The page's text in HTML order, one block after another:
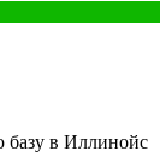
базу в Иллинойс